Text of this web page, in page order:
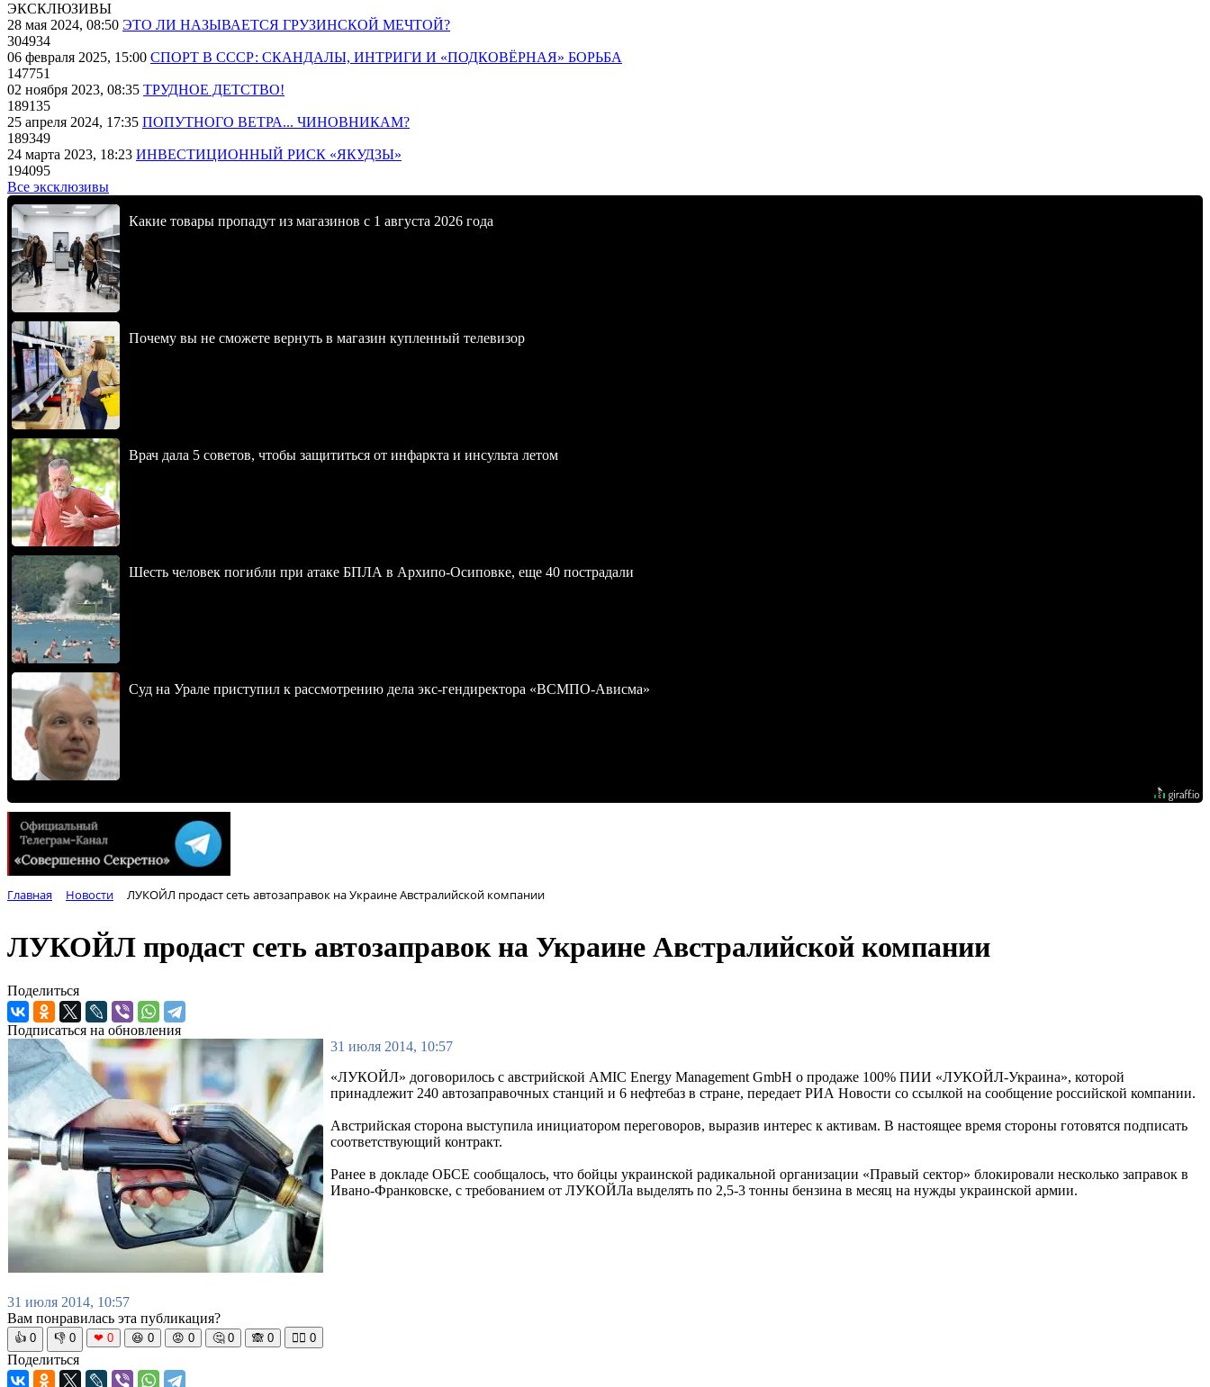
ЭКСКЛЮЗИВЫ
28 мая 2024, 08:50 ЭТО ЛИ НАЗЫВАЕТСЯ ГРУЗИНСКОЙ МЕЧТОЙ?
304934
06 февраля 2025, 15:00 СПОРТ В СССР: СКАНДАЛЫ, ИНТРИГИ И «ПОДКОВЁРНАЯ» БОРЬБА
147751
02 ноября 2023, 08:35 ТРУДНОЕ ДЕТСТВО!
189135
25 апреля 2024, 17:35 ПОПУТНОГО ВЕТРА... ЧИНОВНИКАМ?
189349
24 марта 2023, 18:23 ИНВЕСТИЦИОННЫЙ РИСК «ЯКУДЗЫ»
194095
Все эксклюзивы
Какие товары пропадут из магазинов с 1 августа 2026 года
Почему вы не сможете вернуть в магазин купленный телевизор
Врач дала 5 советов, чтобы защититься от инфаркта и инсульта летом
Шесть человек погибли при атаке БПЛА в Архипо-Осиповке, еще 40 пострадали
Суд на Урале приступил к рассмотрению дела экс-гендиректора «ВСМПО-Ависма»
Главная Новости ЛУКОЙЛ продаст сеть автозаправок на Украине Австралийской компании
ЛУКОЙЛ продаст сеть автозаправок на Украине Австралийской компании
Поделиться
Подписаться на обновления
31 июля 2014, 10:57
«ЛУКОЙЛ» договорилось с австрийской AMIC Energy Management GmbH о продаже 100% ПИИ «ЛУКОЙЛ-Украина», которой
принадлежит 240 автозаправочных станций и 6 нефтебаз в стране, передает РИА Новости со ссылкой на сообщение российской компании.
Австрийская сторона выступила инициатором переговоров, выразив интерес к активам. В настоящее время стороны готовятся подписать
соответствующий контракт.
Ранее в докладе ОБСЕ сообщалось, что бойцы украинской радикальной организации «Правый сектор» блокировали несколько заправок в
Ивано-Франковске, с требованием от ЛУКОЙЛа выделять по 2,5-3 тонны бензина в месяц на нужды украинской армии.
31 июля 2014, 10:57
Вам понравилась эта публикация?
👍 0 👎 0 ❤ 0 😆 0 😡 0 🤔 0 🙈 0 🧘‍♀️ 0
Поделиться